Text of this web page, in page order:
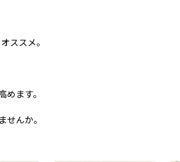
ススメ。
ます。
んか。